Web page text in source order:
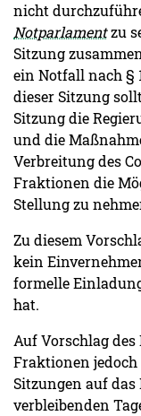
nicht
Notparlamentzu
Sitzung
ein Notfall nach §
dieser Sitzung
Sitzung die
und die
Verbreitung des
Fraktionen die
Stellung zu
Zu diesem
kein
formelle
hat.
Auf Vorschlag
Fraktionen
Sitzungen auf
verbleibenden